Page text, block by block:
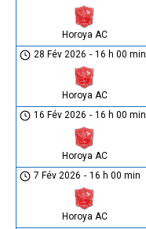
Horoya AC
28 Fév 2026 - 16 h 00 min
Horoya AC
16 Fév 2026 - 16 h 00 min
Horoya AC
7 Fév 2026 - 16 h 00 min
Horoya AC